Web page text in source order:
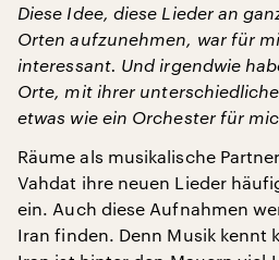
Diese Idee, diese Lieder an
Orten aufzunehmen, war für
interessant. Und irgendwie
Orte, mit ihrer
etwas wie ein Orchester für
Räume als musikalische
Vahdat ihre neuen Lieder
ein. Auch diese Aufnahmen
Iran finden. Denn Musik kennt